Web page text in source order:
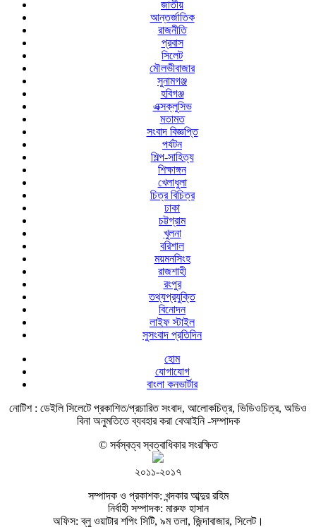
জাতীয়
আন্তর্জাতিক
রাজনীতি
প্রবাস
সিলেট
মৌলভীবাজার
সুনামগঞ্জ
হবিগঞ্জ
এক্সক্লুসিভ
মতামত
সংবাদ বিজ্ঞপ্তি
পর্যটন
শিল্প-সাহিত্য
শিক্ষাঙ্গন
খেলাধুলা
চিত্র বিচিত্র
ঢাকা
চট্টগ্রাম
খুলনা
বরিশাল
ময়মনসিংহ
রাজশাহী
রংপুর
তথ্যপ্রযুক্তি
বিনোদন
লাইফ স্টাইল
সুসংবাদ প্রতিদিন
হোম
যোগাযোগ
বাংলা কনভার্টার
নোটিশ : ডেইলি সিলেটে প্রকাশিত/প্রচারিত সংবাদ, আলোকচিত্র, ভিডিওচিত্র, অডিও
বিনা অনুমতিতে ব্যবহার করা বেআইনি -সম্পাদক
© সর্বস্বত্ব স্বত্বাধিকার সংরক্ষিত
২০১১-২০১৭
সম্পাদক ও প্রকাশক: খন্দকার আব্দুর রহিম
নির্বাহী সম্পাদক: মারুফ হাসান
অফিস: ব্লু ওয়াটার শপিং সিটি, ৯ম তলা, জিন্দাবাজার, সিলেট।